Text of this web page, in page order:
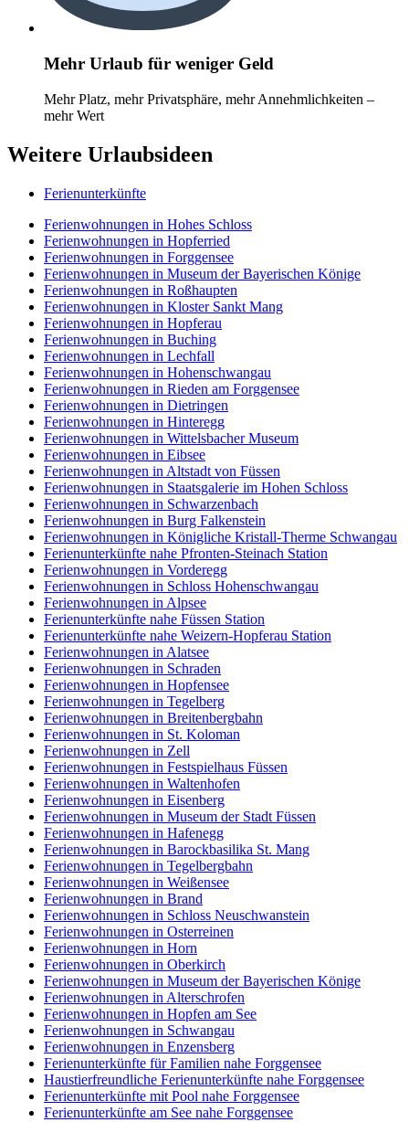
Mehr Urlaub für weniger Geld
Mehr Platz, mehr Privatsphäre, mehr Annehmlichkeiten –
mehr Wert
Weitere Urlaubsideen
Ferienunterkünfte
Ferienwohnungen in Hohes Schloss
Ferienwohnungen in Hopferried
Ferienwohnungen in Forggensee
Ferienwohnungen in Museum der Bayerischen Könige
Ferienwohnungen in Roßhaupten
Ferienwohnungen in Kloster Sankt Mang
Ferienwohnungen in Hopferau
Ferienwohnungen in Buching
Ferienwohnungen in Lechfall
Ferienwohnungen in Hohenschwangau
Ferienwohnungen in Rieden am Forggensee
Ferienwohnungen in Dietringen
Ferienwohnungen in Hinteregg
Ferienwohnungen in Wittelsbacher Museum
Ferienwohnungen in Eibsee
Ferienwohnungen in Altstadt von Füssen
Ferienwohnungen in Staatsgalerie im Hohen Schloss
Ferienwohnungen in Schwarzenbach
Ferienwohnungen in Burg Falkenstein
Ferienwohnungen in Königliche Kristall-Therme Schwangau
Ferienunterkünfte nahe Pfronten-Steinach Station
Ferienwohnungen in Vorderegg
Ferienwohnungen in Schloss Hohenschwangau
Ferienwohnungen in Alpsee
Ferienunterkünfte nahe Füssen Station
Ferienunterkünfte nahe Weizern-Hopferau Station
Ferienwohnungen in Alatsee
Ferienwohnungen in Schraden
Ferienwohnungen in Hopfensee
Ferienwohnungen in Tegelberg
Ferienwohnungen in Breitenbergbahn
Ferienwohnungen in St. Koloman
Ferienwohnungen in Zell
Ferienwohnungen in Festspielhaus Füssen
Ferienwohnungen in Waltenhofen
Ferienwohnungen in Eisenberg
Ferienwohnungen in Museum der Stadt Füssen
Ferienwohnungen in Hafenegg
Ferienwohnungen in Barockbasilika St. Mang
Ferienwohnungen in Tegelbergbahn
Ferienwohnungen in Weißensee
Ferienwohnungen in Brand
Ferienwohnungen in Schloss Neuschwanstein
Ferienwohnungen in Osterreinen
Ferienwohnungen in Horn
Ferienwohnungen in Oberkirch
Ferienwohnungen in Museum der Bayerischen Könige
Ferienwohnungen in Alterschrofen
Ferienwohnungen in Hopfen am See
Ferienwohnungen in Schwangau
Ferienwohnungen in Enzensberg
Ferienunterkünfte für Familien nahe Forggensee
Haustierfreundliche Ferienunterkünfte nahe Forggensee
Ferienunterkünfte mit Pool nahe Forggensee
Ferienunterkünfte am See nahe Forggensee